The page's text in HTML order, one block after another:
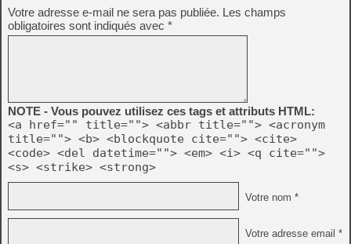
Votre adresse e-mail ne sera pas publiée. Les champs
obligatoires sont indiqués avec *
NOTE - Vous pouvez utilisez ces tags et attributs HTML:
<a href="" title=""> <abbr title=""> <acronym
title=""> <b> <blockquote cite=""> <cite>
<code> <del datetime=""> <em> <i> <q cite="">
<s> <strike> <strong>
Votre nom *
Votre adresse email *